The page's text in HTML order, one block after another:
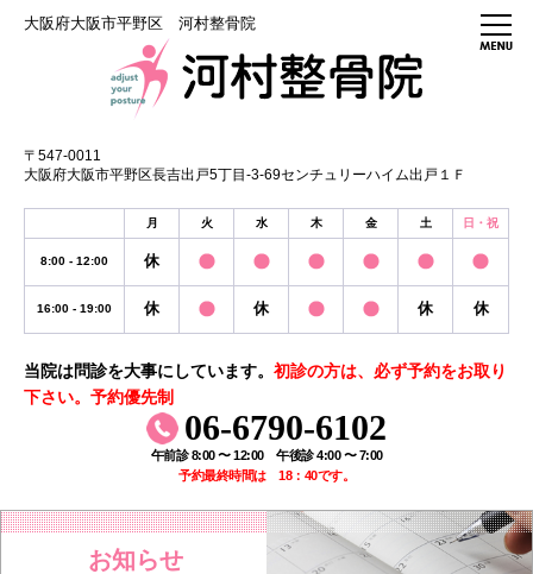
大阪府大阪市平野区 河村整骨院
〒547-0011
大阪府大阪市平野区長吉出戸5丁目-3-69センチュリーハイム出戸１Ｆ
月 火 水 木 金 土 日・祝
8:00 - 12:00 休
16:00 - 19:00 休 休 休 休
当院は問診を大事にしています。 初診の方は、必ず予約をお取り
下さい。予約優先制
06-6790-6102
午前診 8:00 〜 12:00 午後診 4:00 〜 7:00
予約最終時間は 18：40です。
お知らせ